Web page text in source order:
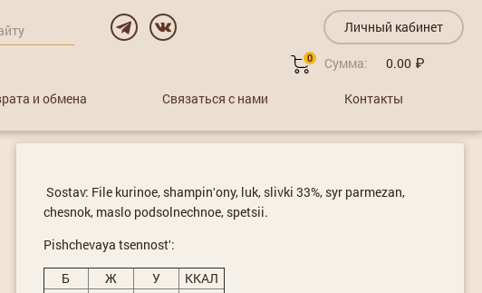
Личный кабинет
0 Сумма: 0.00
и обмена Связаться с нами Контакты
Sostav: File kurinoe, shampinʹony, luk, slivki 33%, syr parmezan,
chesnok, maslo podsolnechnoe, spetsii.
Pishchevaya tsennostʹ:
Б
Ж У
ККАЛ